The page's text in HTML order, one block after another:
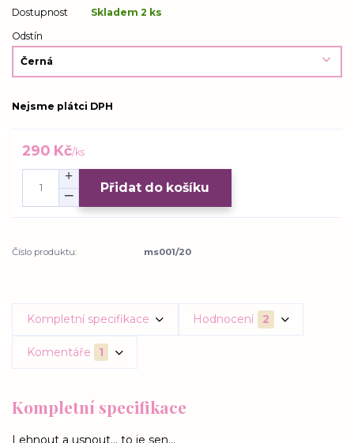
Dostupnost
Skladem 2 ks
Odstín
Nejsme plátci DPH
290 Kč/ks
Přidat do košíku
Číslo produktu: ms001/20
Kompletní specifikace Hodnocení 2
Komentáře 1
Kompletní specifikace
Lehnout a usnout... to je sen...